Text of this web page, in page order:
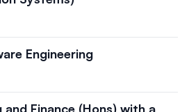
Engineering
and Finance (Hons) with a